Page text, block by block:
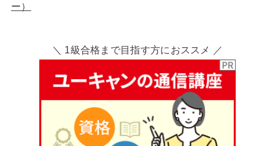
ー）
＼ 1級合格まで目指す方におススメ ／